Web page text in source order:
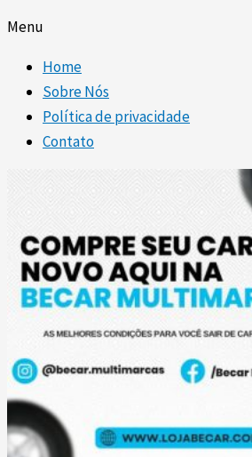
Menu
Home
Sobre Nós
Política de privacidade
Contato